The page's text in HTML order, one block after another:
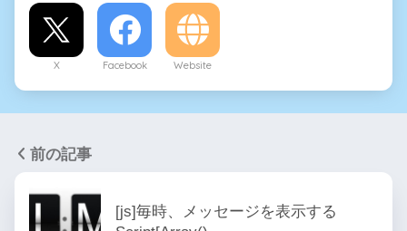
X Facebook Website
前の記事
[js]毎時、メッセージを表示する